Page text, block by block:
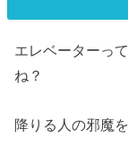
エレベーターっ
ね？
降りる人の邪魔